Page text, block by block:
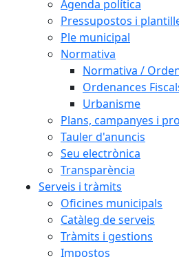
Agenda política
Pressupostos i
Ple municipal
Normativa
Normativa /
Ordenances
Urbanisme
Plans, campanyes i
Tauler d'anuncis
Seu electrònica
Transparència
Serveis i tràmits
Oficines municipals
Catàleg de serveis
Tràmits i gestions
Impostos